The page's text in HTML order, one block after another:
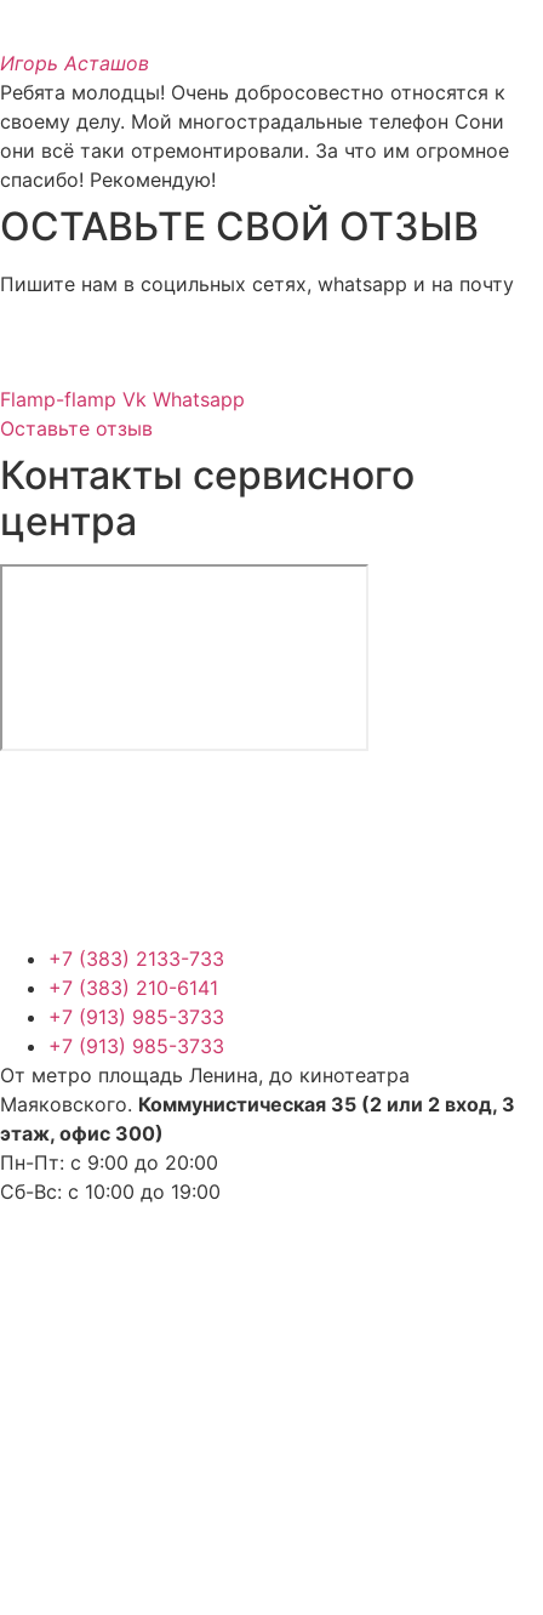
Игорь Асташов
Ребята молодцы! Очень добросовестно относятся к
своему делу. Мой многострадальные телефон Сони
они всё таки отремонтировали. За что им огромное
спасибо! Рекомендую!
ОСТАВЬТЕ СВОЙ ОТЗЫВ
Пишите нам в социльных сетях, whatsapp и на почту
Flamp-flamp Vk Whatsapp
Оставьте отзыв
Контакты сервисного
центра
+7 (383) 2133-733
+7 (383) 210-6141
+7 (913) 985-3733
+7 (913) 985-3733
От метро площадь Ленина, до кинотеатра
Маяковского. Коммунистическая 35 (2 или 2 вход, 3
этаж, офис 300)
Пн-Пт: с 9:00 до 20:00
Сб-Вс: с 10:00 до 19:00